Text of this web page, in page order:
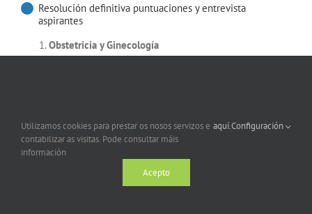
Resolución definitiva puntuaciones y entrevista
aspirantes
Obstetricia y Ginecología
Corrección de erros. Resolución definitiva puntuaciones y
entrevista aspirantes
Modificación de la convocatoria y aplazamiento de la
Utilizamos cookies para prestar os nosos servizos e
contabilizar as visitas. Pode consultar máis
información
aquí.Configuración
Acepto